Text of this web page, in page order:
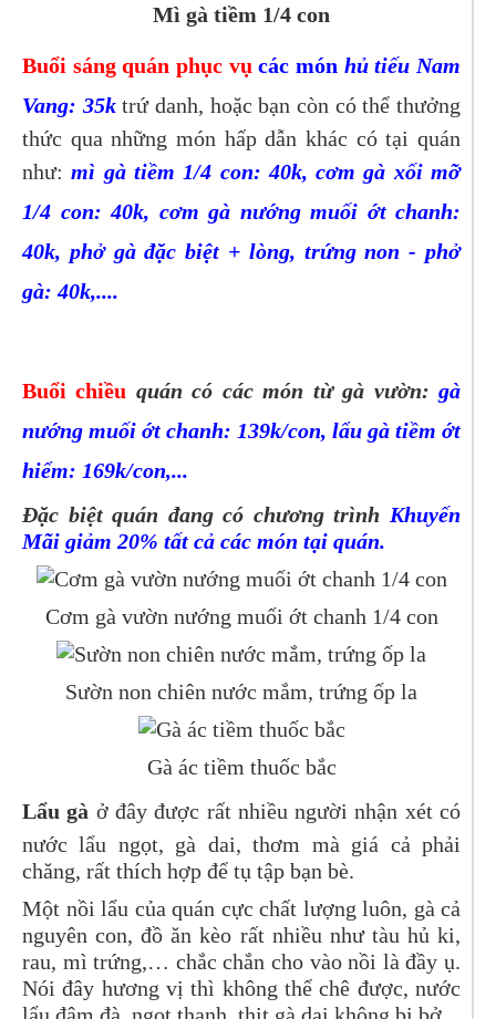
Mì gà tiềm 1/4 con
Buổi sáng quán phục vụ các món hủ tiếu Nam
Vang: 35ktrứ danh, hoặc bạn còn có thể thưởng
thức qua những món hấp dẫn khác có tại quán
như:mì gà tiềm 1/4 con: 40k, cơm gà xối mỡ
1/4 con: 40k, cơm gà nướng muối ớt chanh:
40k, phở gà đặc biệt + lòng, trứng non - phở
gà: 40k,....
Buổi chiều quán có các món từ gà vườn:gà
nướng muối ớt chanh: 139k/con, lẩu gà tiềm ớt
hiểm: 169k/con,...
Đặc biệt quán đang có chương trình Khuyến
Mãi giảm 20% tất cả các món tại quán.
Cơm gà vườn nướng muối ớt chanh 1/4 con
Sườn non chiên nước mắm, trứng ốp la
Gà ác tiềm thuốc bắc
Lẩu gà ở đây được rất nhiều người nhận xét có
nước lẩu ngọt, gà dai, thơm mà giá cả phải
chăng, rất thích hợp để tụ tập bạn bè.
Một nồi lẩu của quán cực chất lượng luôn, gà cả
nguyên con, đồ ăn kèo rất nhiều như tàu hủ ki,
rau, mì trứng,… chắc chắn cho vào nồi là đầy ụ.
Nói đây hương vị thì không thể chê được, nước